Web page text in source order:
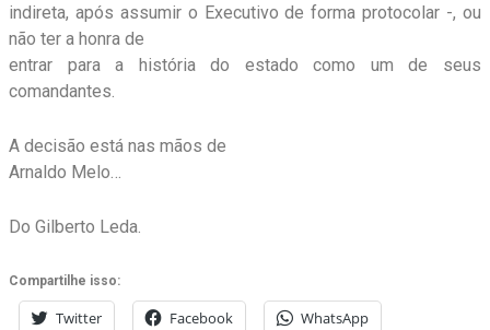
indireta, após assumir o Executivo de forma protocolar -, ou
não ter a honra de
entrar para a história do estado como um de seus
comandantes.
A decisão está nas mãos de
Arnaldo Melo…
Do Gilberto Leda.
Compartilhe isso:
Twitter Facebook WhatsApp